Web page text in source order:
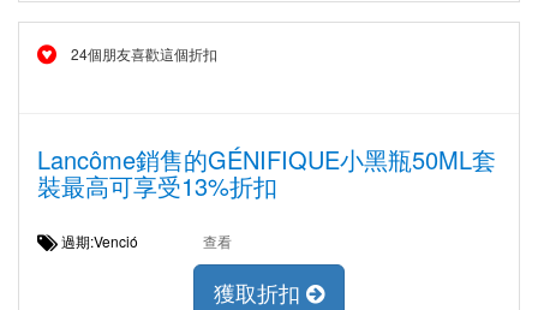
24個朋友喜歡這個折扣
Lancôme銷售的GÉNIFIQUE小黑瓶50ML套
裝最高可享受13%折扣
過期:Venció 查看
獲取折扣